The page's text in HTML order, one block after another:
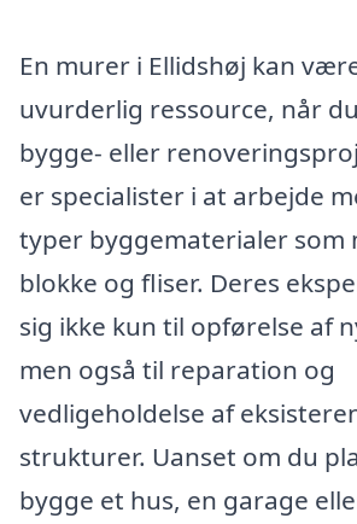
En murer i Ellidshøj kan
uvurderlig ressource, når
bygge- eller
er specialister i at arbejde
typer byggematerialer som
blokke og fliser. Deres
sig ikke kun til opførelse af
men også til reparation og
vedligeholdelse af
strukturer. Uanset om du
bygge et hus, en garage